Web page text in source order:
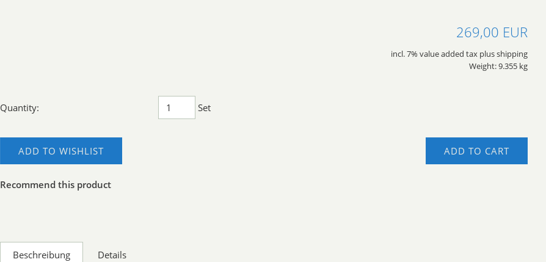
269,00 EUR
incl. 7% value added tax plus shipping
Weight: 9.355 kg
Quantity: Set
ADD TO CART
ADD TO WISHLIST
Recommend this product
Beschreibung Details